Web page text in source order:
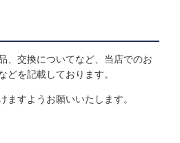
、交換についてなど、当店でのお
どを記載しております。
ますようお願いいたします。